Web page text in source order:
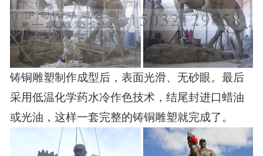
铸铜雕塑制作成型后， 表面光滑、 无砂眼。最后
采用低温化学药水冷作色技术，结尾封进口蜡油
或光油 ，这样一套完整的铸铜雕塑就完成了。